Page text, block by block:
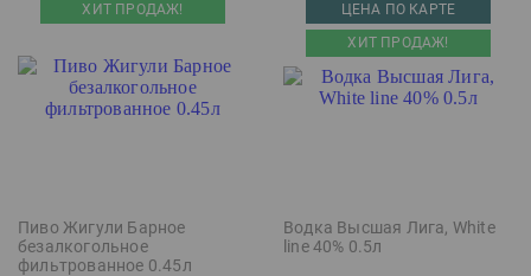
ХИТ ПРОДАЖ!
Пиво Жигули Барное
безалкогольное
фильтрованное 0.45л
ЦЕНА ПО КАРТЕ
ХИТ ПРОДАЖ!
Водка Высшая Лига, White
line 40% 0.5л